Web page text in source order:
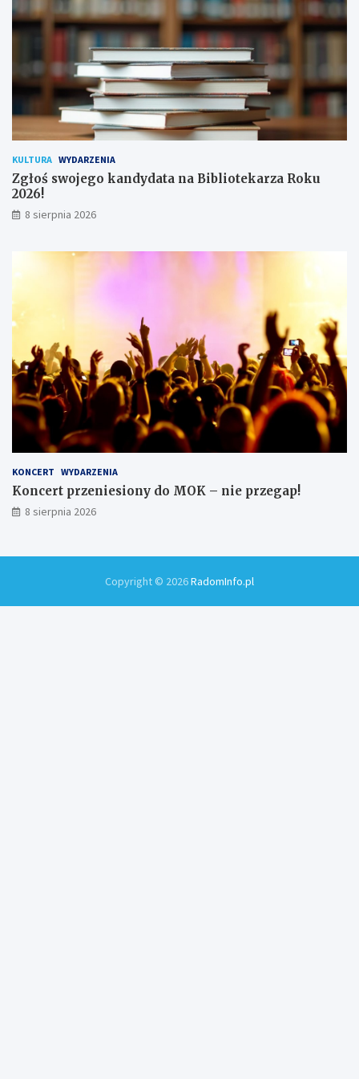
u
ż
o
n
i
ó
w
KULTURA WYDARZENIA
Zgłoś swojego kandydata na Bibliotekarza Roku
2026!
8 sierpnia 2026
KONCERT WYDARZENIA
Koncert przeniesiony do MOK – nie przegap!
8 sierpnia 2026
Copyright © 2026RadomInfo.pl